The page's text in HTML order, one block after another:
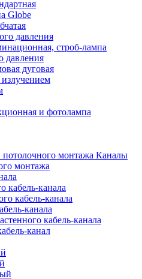
Globe
давления
строб-лампа
давления
дуговая
и фотолампа
Каналы
монтажа
кабель-канала
кабель-канала
канала
кабель-канала
канал